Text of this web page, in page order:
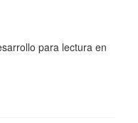
para lectura en